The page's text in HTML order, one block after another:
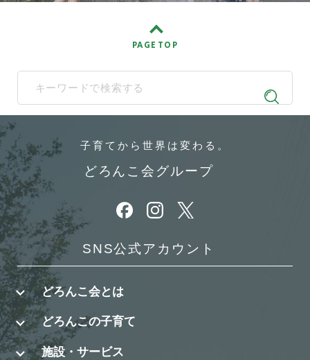
PAGE TOP
When autocomplete results are available use up and down
子育てから 世界は変わる。
どろんこ会グループ
別ウィンドウで開きます
別ウィンドウで開きます
別ウィンドウで開きます
SNS公式アカウント
どろんこ会とは
どろんこの子育て
施設・サービス